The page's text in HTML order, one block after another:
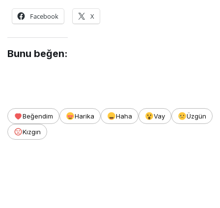
Facebook X
Bunu beğen:
Beğendim Harika Haha Vay
Üzgün
Kızgın